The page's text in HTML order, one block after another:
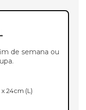
de semana ou
24cm (L)